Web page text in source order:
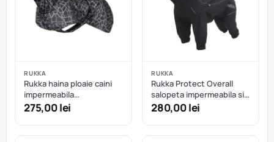
RUKKA
Rukka haina ploaie caini
impermeabila
reflectorizanta - Dark - 30
275,00 lei
RUKKA
Rukka Protect Overall
salopeta impermeabila si
reflective - Negru - 30 cm
280,00 lei